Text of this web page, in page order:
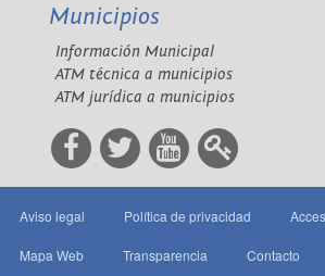
Municipios
Información Municipal
ATM técnica a municipios
ATM jurídica a municipios
Aviso legal Política de privacidad
Mapa Web Transparencia Contacto